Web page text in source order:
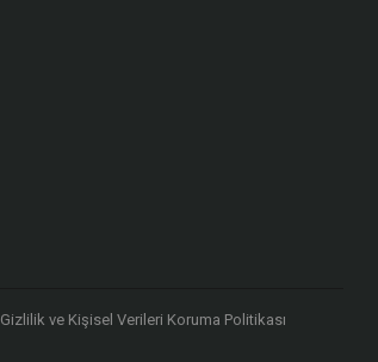
Gizlilik ve Kişisel Verileri Koruma Politikası